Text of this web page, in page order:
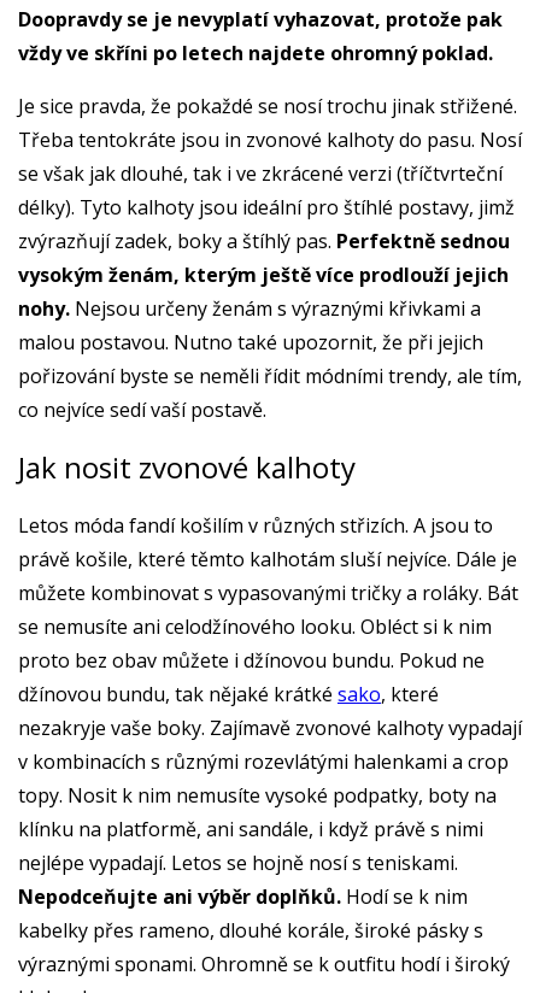
Doopravdy se je nevyplatí vyhazovat, protože pak
vždy ve skříni po letech najdete ohromný poklad.
Je sice pravda, že pokaždé se nosí trochu jinak střižené.
Třeba tentokráte jsou in zvonové kalhoty do pasu. Nosí
se však jak dlouhé, tak i ve zkrácené verzi (tříčtvrteční
délky). Tyto kalhoty jsou ideální pro štíhlé postavy, jimž
zvýrazňují zadek, boky a štíhlý pas. Perfektně sednou
vysokým ženám, kterým ještě více prodlouží jejich
nohy. Nejsou určeny ženám s výraznými křivkami a
malou postavou. Nutno také upozornit, že při jejich
pořizování byste se neměli řídit módními trendy, ale tím,
co nejvíce sedí vaší postavě.
Jak nosit zvonové kalhoty
Letos móda fandí košilím v různých střizích. A jsou to
právě košile, které těmto kalhotám sluší nejvíce. Dále je
můžete kombinovat s vypasovanými tričky a roláky. Bát
se nemusíte ani celodžínového looku. Obléct si k nim
proto bez obav můžete i džínovou bundu. Pokud ne
džínovou bundu, tak nějaké krátké sako, které
nezakryje vaše boky. Zajímavě zvonové kalhoty vypadají
v kombinacích s různými rozevlátými halenkami a crop
topy. Nosit k nim nemusíte vysoké podpatky, boty na
klínku na platformě, ani sandále, i když právě s nimi
nejlépe vypadají. Letos se hojně nosí s teniskami.
Nepodceňujte ani výběr doplňků. Hodí se k nim
kabelky přes rameno, dlouhé korále, široké pásky s
výraznými sponami. Ohromně se k outfitu hodí i široký